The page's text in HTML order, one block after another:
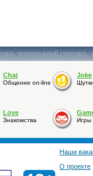
,персональный гороскоп,
Chat
Общение on-line
Joke
Love
Знакомства Игры
Наши
О проекте